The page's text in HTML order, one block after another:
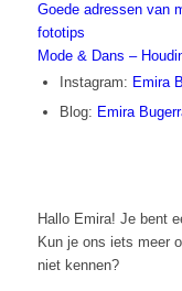
Goede adressen van
fototips
Mode & Dans –
Instagram: Emira
Blog: Emira
Hallo Emira! Je bent
Kun je ons iets meer
niet kennen?